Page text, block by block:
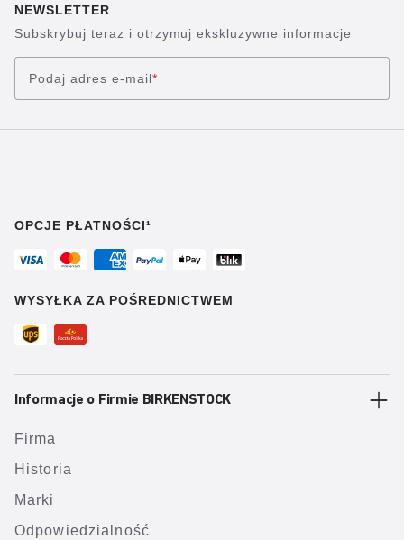
NEWSLETTER
Subskrybuj teraz i otrzymuj ekskluzywne informacje
Podaj adres e-mail*
OPCJE PŁATNOŚCI¹
WYSYŁKA ZA POŚREDNICTWEM
Informacje o Firmie BIRKENSTOCK
Firma
Historia
Marki
Odpowiedzialność